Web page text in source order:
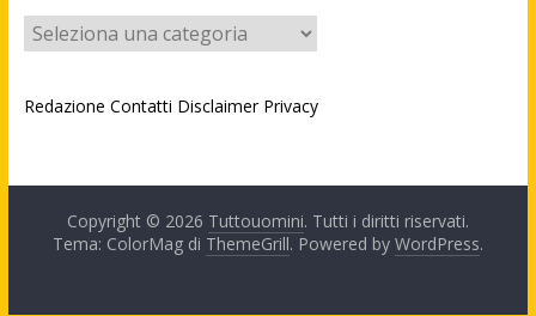
Categorie
Redazione Contatti Disclaimer Privacy
Copyright © 2026 Tuttouomini. Tutti i diritti riservati.
Tema: ColorMag di ThemeGrill. Powered by WordPress.